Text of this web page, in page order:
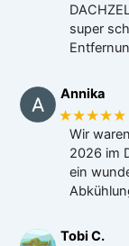
super
Annika
★★★★★
Wir
2026 im
ein
Tobi C.